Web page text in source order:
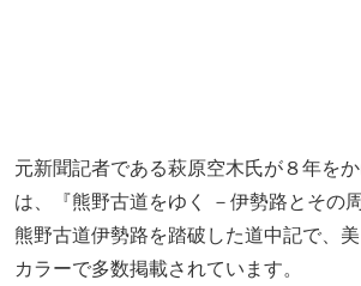
元新聞記者である萩原空木氏が８年を
は、『熊野古道をゆく －伊勢路とその
熊野古道伊勢路を踏破した道中記で、
カラーで多数掲載されています。